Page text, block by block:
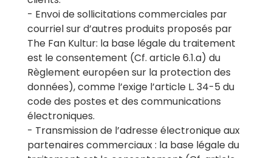
- Envoi de sollicitations commerciales par
courriel sur d’autres produits proposés par
The Fan Kultur: la base légale du traitement
est le consentement (Cf. article 6.1.a) du
Règlement européen sur la protection des
données), comme l’exige l’article L. 34-5 du
code des postes et des communications
électroniques.
- Transmission de l’adresse électronique aux
partenaires commerciaux : la base légale du